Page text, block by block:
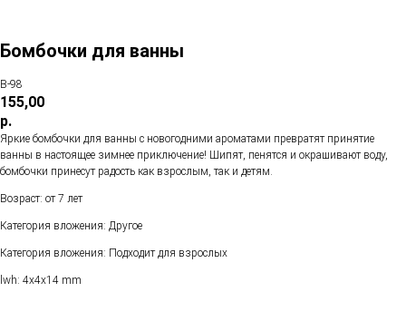
Бомбочки для ванны
В-98
155,00
р.
Яркие бомбочки для ванны с новогодними ароматами превратят принятие
ванны в настоящее зимнее приключение! Шипят, пенятся и окрашивают воду,
бомбочки принесут радость как взрослым, так и детям.
Возраст: от 7 лет
Категория вложения: Другое
Категория вложения: Подходит для взрослых
lwh: 4x4x14 mm